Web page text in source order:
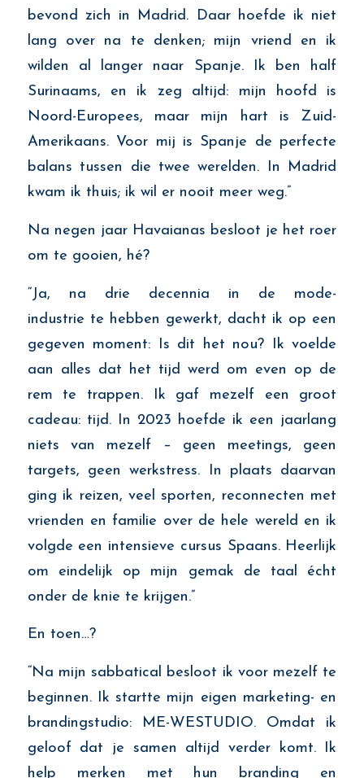
bevond zich in Madrid. Daar hoefde ik niet
lang over na te denken; mijn vriend en ik
wilden al langer naar Spanje. Ik ben half
Surinaams, en ik zeg altijd: mijn hoofd is
Noord-Europees, maar mijn hart is Zuid-
Amerikaans. Voor mij is Spanje de perfecte
balans tussen die twee werelden. In Madrid
kwam ik thuis; ik wil er nooit meer weg.”
Na negen jaar Havaianas besloot je het roer
om te gooien, hé?
“Ja, na drie decennia in de mode-
industrie te hebben gewerkt, dacht ik op een
gegeven moment: Is dit het nou? Ik voelde
aan alles dat het tijd werd om even op de
rem te trappen. Ik gaf mezelf een groot
cadeau: tijd. In 2023 hoefde ik een jaarlang
niets van mezelf
– geen meetings, geen
targets, geen werkstress. In plaats daarvan
ging ik reizen, veel sporten, reconnecten met
vrienden en familie over de hele wereld en ik
volgde een intensieve cursus Spaans. Heerlijk
om eindelijk op mijn gemak de taal écht
onder de knie te krijgen.”
En toen…?
“Na mijn sabbatical besloot ik voor mezelf te
beginnen. Ik startte mijn eigen marketing- en
brandingstudio: ME-WESTUDIO. Omdat ik
geloof dat je samen altijd verder komt. Ik
help merken met hun branding en